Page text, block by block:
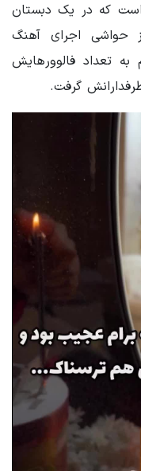
است که در یک دبستان
حواشی اجرای آهنگ
تعداد فالوورهایش